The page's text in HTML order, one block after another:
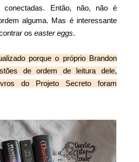
conectadas. Então, não, não é
alguma. Mas é interessante
os easter eggs.
porque o próprio Brandon
de ordem de leitura dele,
do Projeto Secreto foram